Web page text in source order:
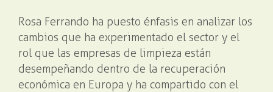
Rosa Ferrando ha puesto énfasis en analizar los
cambios que ha experimentado el sector y el
rol que las empresas de limpieza están
desempeñando dentro de la recuperación
económica en Europa y ha compartido con el